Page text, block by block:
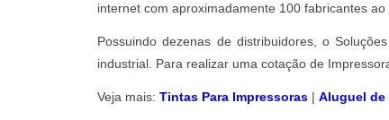
internet com aproximadamente 100 fabricantes
Possuindo dezenas de distribuidores, o
industrial. Para realizar uma cotação de
Veja mais: Tintas Para Impressoras | Aluguel de